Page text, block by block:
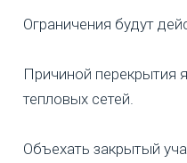
Ограничения будут
Причиной перекрытия
тепловых сетей.
Объехать закрытый